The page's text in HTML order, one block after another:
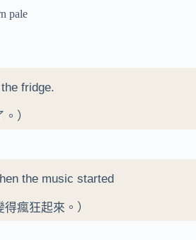
pale
fridge.
）
the music started
瘋狂起來。）